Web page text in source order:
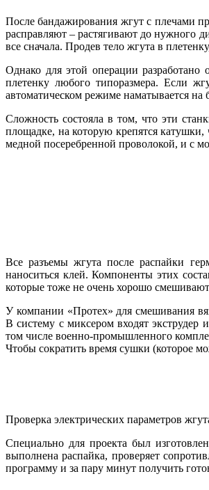
После бандажирования жгут с плечами
расправляют – растягивают до нужного
все сначала. Продев те­ло жгута в
Однако для этой операции
плетенку любого типоразмера. Если
автоматическом режиме наматывается на
Сложность состояла в том, что эти
площадке, на которую крепятся
медной посеребренной проволокой, и с
Все разъемы жгута после распайки
наноситься клей. Компоненты этих
которые то­же не очень хорошо
У компании «Протех» для смешивания
В систему с миксером входят экструдер
том числе военно-промышленного
Чтобы сократить время сушки (которое
Проверка электрических параметров
Специально для проекта был
выполнена распайка, проверяет
программу и за па­ру минут получить